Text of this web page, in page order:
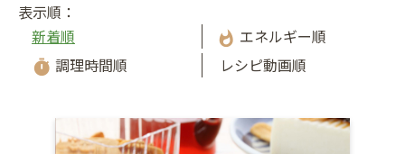
表示順：
新着順
whatshot エネルギー順
timer 調理時間順 レシピ動画順